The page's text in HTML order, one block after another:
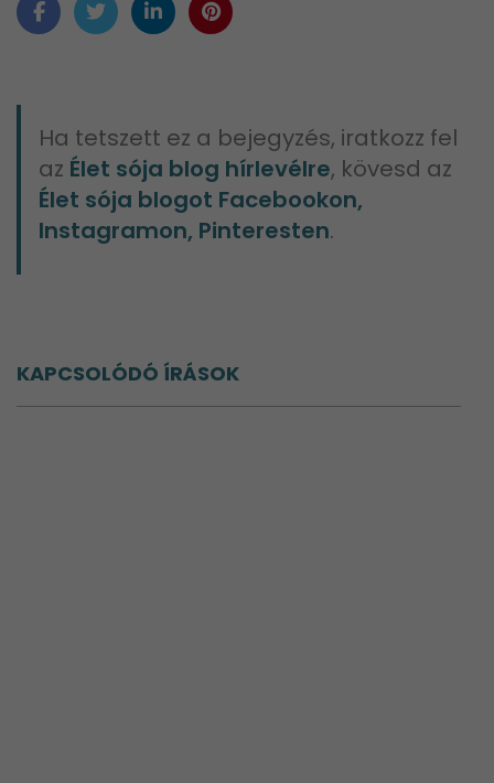
Ha tetszett ez a bejegyzés, iratkozz fel
az Élet sója blog hírlevélre, kövesd az
Élet sója blogot Facebookon,
Instagramon, Pinteresten.
KAPCSOLÓDÓ ÍRÁSOK